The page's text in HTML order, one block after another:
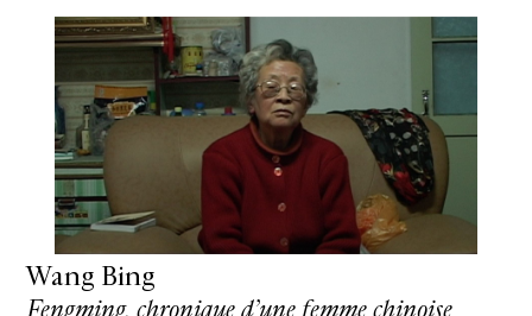
Wang Bing